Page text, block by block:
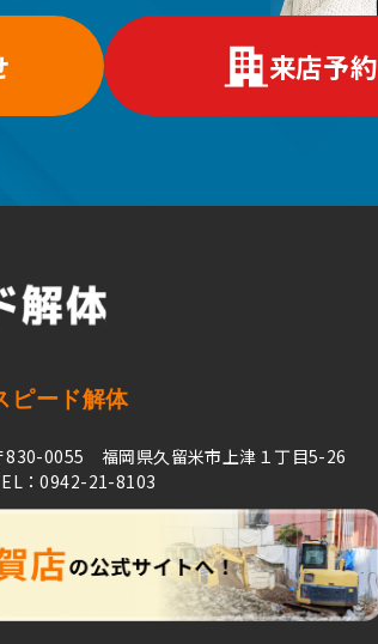
来店予約
ピード解体
830-0055 福岡県久留米市上津１丁目5-26
：0942-21-8103